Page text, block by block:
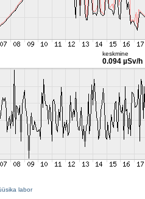
keskmine
0.094 µSv/h
labor